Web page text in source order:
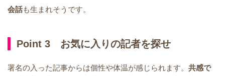
会話も生まれそうです。
Point 3 お気に入りの記者を探せ
署名の入った記事からは個性や体温が感じられます。 共感で